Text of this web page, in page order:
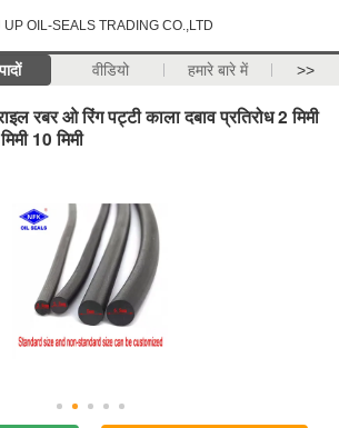
OIL-SEALS TRADING CO.,LTD
वीडियो हमारे बारे में >>
रबर ओ रिंग पट्टी काला दबाव प्रतिरोध 2 मिमी
10 मिमी